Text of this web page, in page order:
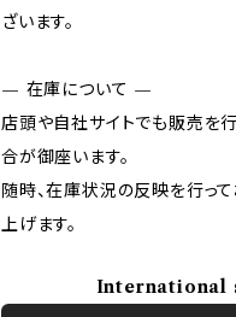
ざいます。
— 在庫について —
店頭や自社サイトでも販売を
合が御座います。
随時、在庫状況の反映を行っ
上げます。
International